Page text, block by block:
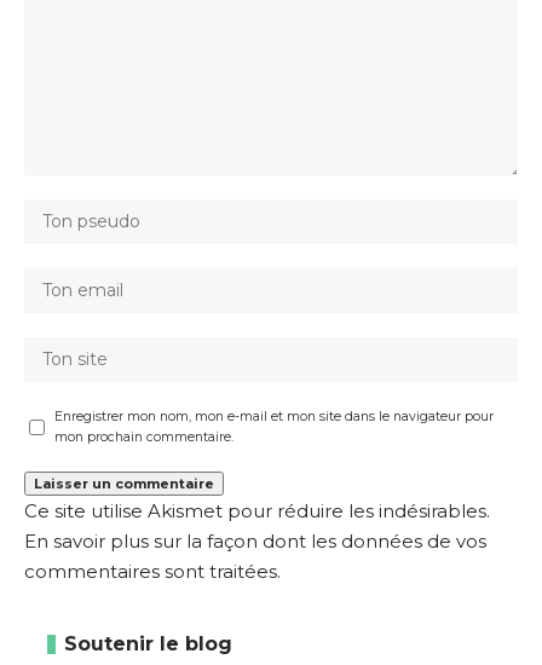
Enregistrer mon nom, mon e-mail et mon site dans le navigateur pour
mon prochain commentaire.
Ce site utilise Akismet pour réduire les indésirables.
En savoir plus sur la façon dont les données de vos
commentaires sont traitées.
Soutenir le blog